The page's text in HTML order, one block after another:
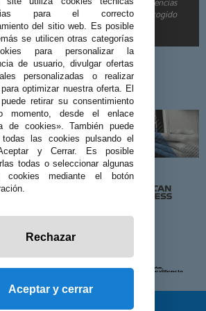
de baja cuando quiera según lo recogido
para el correcto
del sitio web. Es posible
se utilicen otras categorías
para personalizar la
de usuario, divulgar ofertas
personalizadas o realizar
optimizar nuestra oferta. El
retirar su consentimiento
momento, desde el enlace
de cookies». También puede
todas las cookies pulsando el
y Cerrar. Es posible
todas o seleccionar algunas
mediante el botón
Rechazar
Aceptar y cerrar